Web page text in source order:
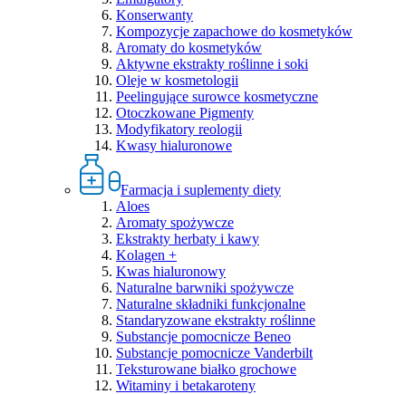
Konserwanty
Kompozycje zapachowe do kosmetyków
Aromaty do kosmetyków
Aktywne ekstrakty roślinne i soki
Oleje w kosmetologii
Peelingujące surowce kosmetyczne
Otoczkowane Pigmenty
Modyfikatory reologii
Kwasy hialuronowe
Farmacja i suplementy diety
Aloes
Aromaty spożywcze
Ekstrakty herbaty i kawy
Kolagen +
Kwas hialuronowy
Naturalne barwniki spożywcze
Naturalne składniki funkcjonalne
Standaryzowane ekstrakty roślinne
Substancje pomocnicze Beneo
Substancje pomocnicze Vanderbilt
Teksturowane białko grochowe
Witaminy i betakaroteny